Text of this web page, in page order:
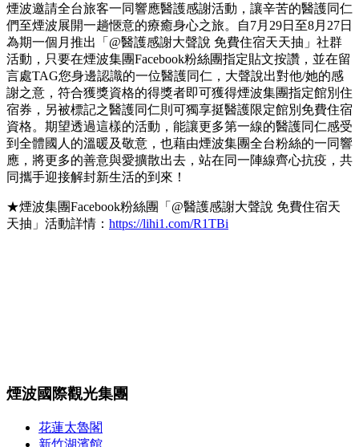
煙波邀請全台旅客一同響應醫護感謝活動，讓辛苦的醫護同仁
們至煙波展開一趟愜意的療癒身心之旅。自7月29日至8月27日
為期一個月推出「@醫護感謝大聲說 免費住宿天天抽」社群
活動，只要在煙波集團Facebook粉絲團指定貼文按讚，並在留
言處TAG您身邊認識的一位醫護同仁，大聲說出對他/她的感
謝之意，符合獲獎資格的得獎者即可獲得煙波集團指定館別住
宿券，另被標記之醫護同仁則可獨享挺醫護限定館別免費住宿
資格。期望透過這樣的活動，能讓更多第一線的醫護同仁感受
到全體國人的溫暖及敬意，也藉由煙波集團全台粉絲的一同響
應，將更多的善意與愛擴散出去，站在同一陣線齊心抗疫，共
同攜手迎接解封新生活的到來！
★煙波集團Facebook粉絲團「@醫護感謝大聲說 免費住宿天
天抽」活動詳情： https://lihi1.com/R1TBi
煙波國際觀光集團
花蓮太魯閣